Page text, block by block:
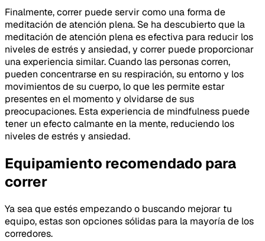
Finalmente, correr puede servir como una forma de
meditación de atención plena. Se ha descubierto que la
meditación de atención plena es efectiva para reducir los
niveles de estrés y ansiedad, y correr puede proporcionar
una experiencia similar. Cuando las personas corren,
pueden concentrarse en su respiración, su entorno y los
movimientos de su cuerpo, lo que les permite estar
presentes en el momento y olvidarse de sus
preocupaciones. Esta experiencia de mindfulness puede
tener un efecto calmante en la mente, reduciendo los
niveles de estrés y ansiedad.
Equipamiento recomendado para
correr
Ya sea que estés empezando o buscando mejorar tu
equipo, estas son opciones sólidas para la mayoría de los
corredores.